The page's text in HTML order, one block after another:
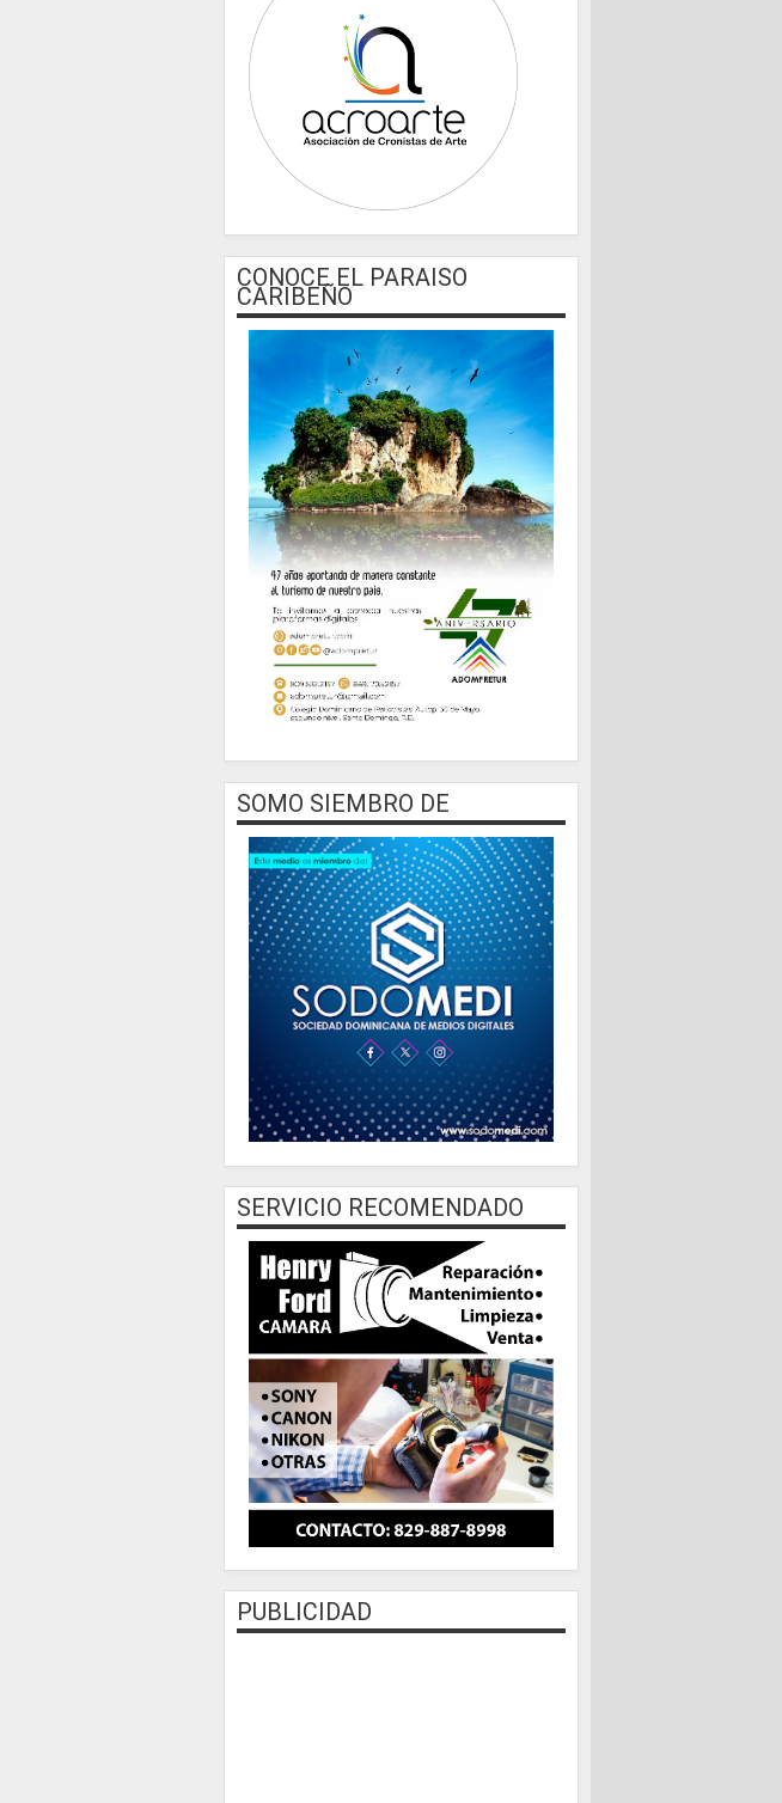
CONOCE EL PARAISO
CARIBEÑO
SOMO SIEMBRO DE
SERVICIO RECOMENDADO
PUBLICIDAD